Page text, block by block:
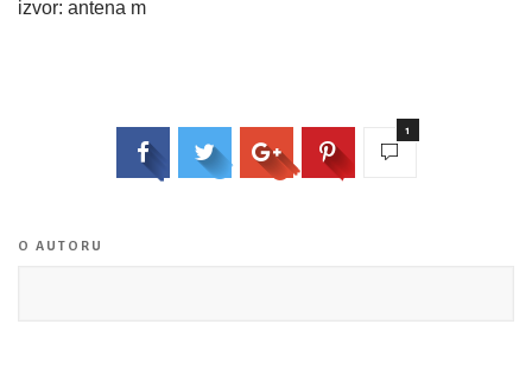
izvor: antena m
1
O AUTORU